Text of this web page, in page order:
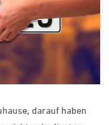
darauf haben